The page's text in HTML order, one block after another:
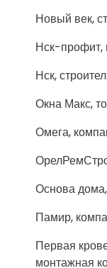
Новый век,
Нск-профит,
Нск,
Окна Макс,
Омега,
Основа
Памир,
Первая
монтажная